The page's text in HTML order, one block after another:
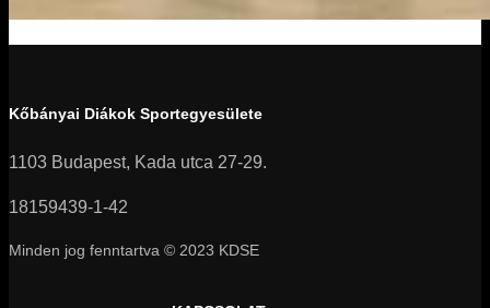
Kőbányai Diákok Sportegyesülete
1103 Budapest, Kada utca 27-29.
18159439-1-42
Minden jog fenntartva © 2023 KDSE